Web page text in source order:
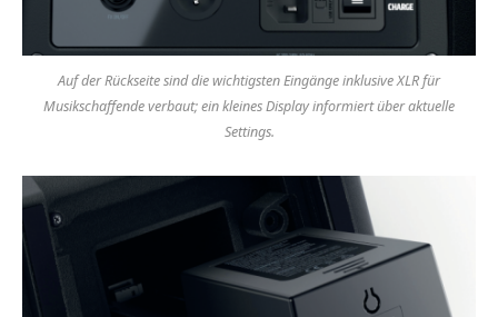
Auf der Rückseite sind die wichtigsten Eingänge inklusive XLR für
Musikschaffende verbaut; ein kleines Display informiert über aktuelle
Settings.